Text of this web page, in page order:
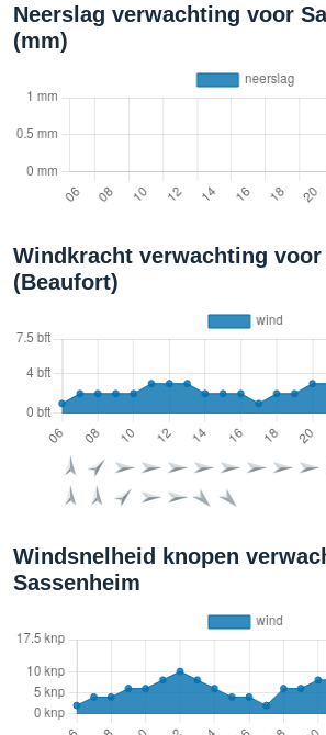
Neerslag verwachting voor
(mm)
Windkracht verwachting voor
(Beaufort)
Windsnelheid knopen
Sassenheim